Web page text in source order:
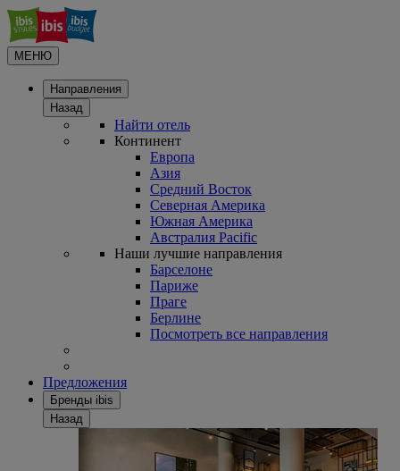
МЕНЮ
Направления
Назад
Найти отель
Континент
Европа
Азия
Средний Восток
Северная Америка
Южная Америка
Австралия Pacific
Наши лучшие направления
Барселоне
Париже
Праге
Берлине
Посмотреть все направления
Предложения
Бренды ibis
Назад